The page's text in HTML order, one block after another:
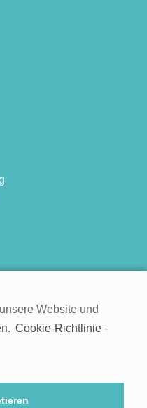
Website und
Cookie-Richtlinie -